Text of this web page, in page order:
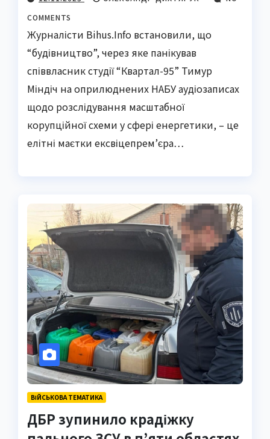
COMMENTS
Журналісти Bihus.Info встановили, що
“будівництво”, через яке панікував
співвласник студії “Квартал-95” Тимур
Міндіч на оприлюднених НАБУ аудіозаписах
щодо розслідування масштабної
корупційної схеми у сфері енергетики, – це
елітні маєтки ексвіцепрем’єра…
ВІЙСЬКОВА ТЕМАТИКА
ДБР зупинило крадіжку